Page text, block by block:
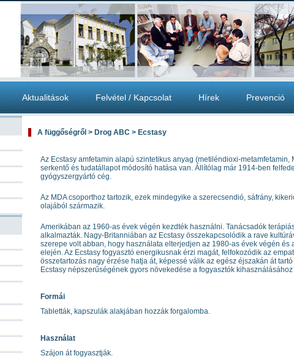
Aktualitások Felvétel / Kapcsolat Hírek Prevenció
A függőségről > Drog ABC > Ecstasy
Az Ecstasy amfetamin alapú szintetikus anyag (metiléndioxi-metamfetamin,
serkentő és tudatállapot módosító hatása van. Állítólag már 1914-ben
gyógyszergyártó cég.
Az MDA csoporthoz tartozik, ezek mindegyike a szerecsendió, sáfrány,
olajából származik.
Amerikában az 1960-as évek végén kezdték használni. Tanácsadók
alkalmazták. Nagy-Britanniában az Ecstasy összekapcsolódik a rave
szerepe volt abban, hogy használata elterjedjen az 1980-as évek végén és
elején. Az Ecstasy fogyasztó energikusnak érzi magát, felfokozódik az
összetartozás nagy érzése hatja át, képessé válik az egész éjszakán át
Ecstasy népszerűségének gyors növekedése a fogyasztók kihasználásához
Formái
Tabletták, kapszulák alakjában hozzák forgalomba.
Használat
Szájon át fogyasztják.